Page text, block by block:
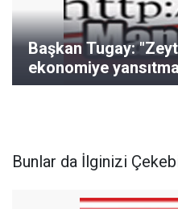
Başkan Tugay:
ekonomiye
Bunlar da İlginizi